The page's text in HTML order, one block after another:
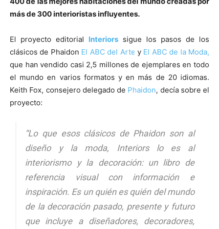
más de 300 interioristas influyentes.
El proyecto editorial Interiors sigue los pasos de los
clásicos de Phaidon El ABC del Arte y El ABC de la Moda,
que han vendido casi 2,5 millones de ejemplares en todo
el mundo en varios formatos y en más de 20 idiomas.
Keith Fox, consejero delegado de Phaidon, decía sobre el
proyecto:
“Lo que esos clásicos de Phaidon son al
diseño y la moda, Interiors lo es al
interiorismo y la decoración: un libro de
referencia visual con información e
inspiración. Es un quién es quién del mundo
de la decoración pasado, presente y futuro
que incluye a diseñadores, decoradores,